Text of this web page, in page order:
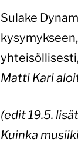
Sulake
Matti Kari
(edit 19.5.
Kuinka